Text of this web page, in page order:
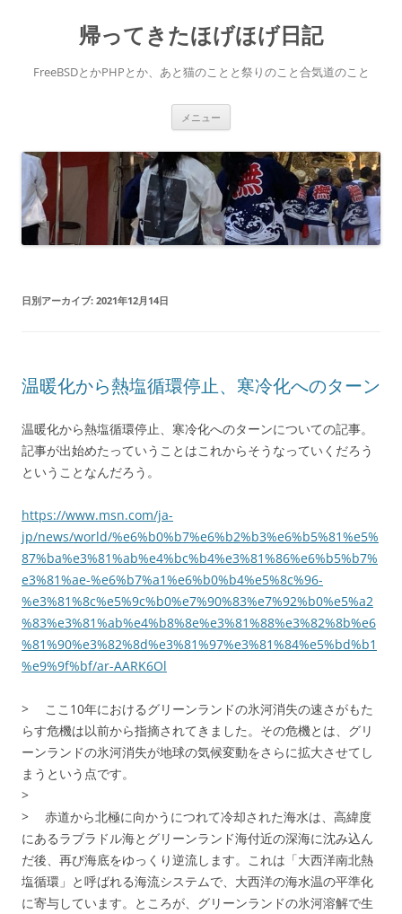
帰ってきたほげほげ日記
FreeBSDとかPHPとか、あと猫のことと祭りのこと合気道のこと
メニュー
日別アーカイブ: 2021年12月14日
温暖化から熱塩循環停止、寒冷化へのターン
温暖化から熱塩循環停止、寒冷化へのターンについての記事。
記事が出始めたっていうことはこれからそうなっていくだろう
ということなんだろう。
https://www.msn.com/ja-
jp/news/world/%e6%b0%b7%e6%b2%b3%e6%b5%81%e5%
87%ba%e3%81%ab%e4%bc%b4%e3%81%86%e6%b5%b7%
e3%81%ae-%e6%b7%a1%e6%b0%b4%e5%8c%96-
%e3%81%8c%e5%9c%b0%e7%90%83%e7%92%b0%e5%a2
%83%e3%81%ab%e4%b8%8e%e3%81%88%e3%82%8b%e6
%81%90%e3%82%8d%e3%81%97%e3%81%84%e5%bd%b1
%e9%9f%bf/ar-AARK6Ol
> ここ10年におけるグリーンランドの氷河消失の速さがもた
らす危機は以前から指摘されてきました。その危機とは、グリ
ーンランドの氷河消失が地球の気候変動をさらに拡大させてし
まうという点です。
>
> 赤道から北極に向かうにつれて冷却された海水は、高緯度
にあるラブラドル海とグリーンランド海付近の深海に沈み込ん
だ後、再び海底をゆっくり逆流します。これは「大西洋南北熱
塩循環」と呼ばれる海流システムで、大西洋の海水温の平準化
に寄与しています。ところが、グリーンランドの氷河溶解で生